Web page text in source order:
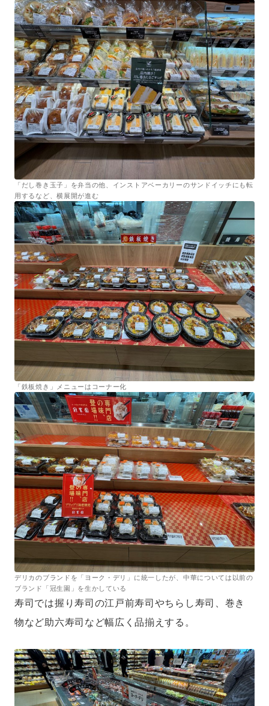
「だし巻き玉子」を弁当の他、インストアベーカリーのサンドイッチにも転
用するなど、横展開が進む
「鉄板焼き」メニューはコーナー化
デリカのブランドを「ヨーク・デリ」に統一したが、中華については以前の
ブランド「冠生園」を生かしている
寿司では握り寿司の江戸前寿司やちらし寿司、巻き
物など助六寿司など幅広く品揃えする。